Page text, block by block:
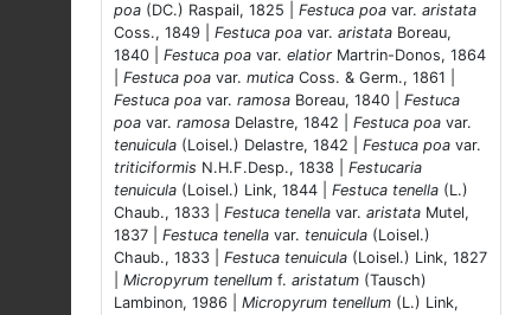
poa (DC.) Raspail, 1825 | Festuca poa var. aristata
Coss., 1849 | Festuca poa var. aristata Boreau,
1840 | Festuca poa var. elatior Martrin-Donos, 1864
Festuca poa var. mutica Coss. & Germ., 1861 |
Festuca poa var. ramosa Boreau, 1840 | Festuca
poa var. ramosa Delastre, 1842 | Festuca poa var.
tenuicula (Loisel.) Delastre, 1842 | Festuca poa var.
triticiformis N.H.F.Desp., 1838 | Festucaria
tenuicula (Loisel.) Link, 1844 | Festuca tenella (L.)
Chaub., 1833 | Festuca tenella var. aristata Mutel,
1837 | Festuca tenella var. tenuicula (Loisel.)
Chaub., 1833 | Festuca tenuicula (Loisel.) Link, 1827
Micropyrum tenellum f. aristatum (Tausch)
Lambinon, 1986 | Micropyrum tenellum (L.) Link,